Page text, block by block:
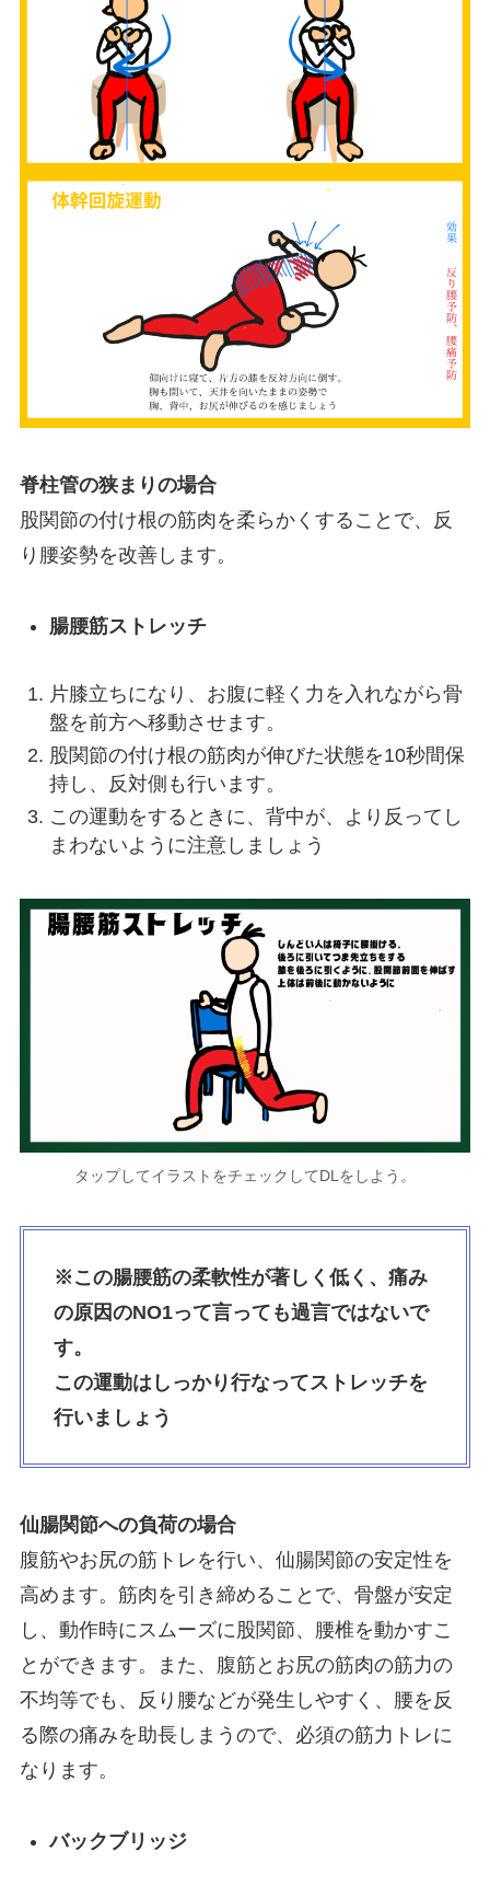
脊柱管の狭まりの場合
股関節の付け根の筋肉を柔らかくすることで、反
り腰姿勢を改善します。
腸腰筋ストレッチ
片膝立ちになり、お腹に軽く力を入れながら骨
盤を前方へ移動させます。
股関節の付け根の筋肉が伸びた状態を10秒間保
持し、反対側も行います。
この運動をするときに、背中が、より反ってし
まわないように注意しましょう
タップしてイラストをチェックしてDLをしよう。
※この腸腰筋の柔軟性が著しく低く、痛み
の原因のNO1って言っても過言ではないで
す。
この運動はしっかり行なってストレッチを
行いましょう
仙腸関節への負荷の場合
腹筋やお尻の筋トレを行い、仙腸関節の安定性を
高めます。筋肉を引き締めることで、骨盤が安定
し、動作時にスムーズに股関節、腰椎を動かすこ
とができます。また、腹筋とお尻の筋肉の筋力の
不均等でも、反り腰などが発生しやすく、腰を反
る際の痛みを助長しまうので、必須の筋力トレに
なります。
バックブリッジ